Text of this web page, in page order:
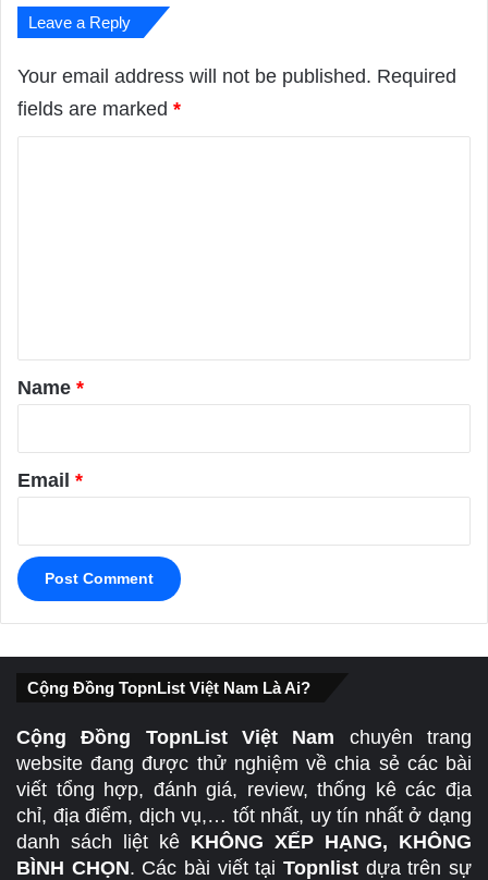
Top 6 Dịch Vụ Bổ Túc Tay Lái Ô Tô (Thuê
Leave a Reply
Your email address will not be published. Required
fields are marked *
*
Name *
Email *
Cộng Đồng TopnList Việt Nam Là Ai?
Cộng Đồng TopnList Việt Nam chuyên trang
website đang được thử nghiệm về chia sẻ các bài
viết tổng hợp, đánh giá, review, thống kê các địa
chỉ, địa điểm, dịch vụ,… tốt nhất, uy tín nhất ở dạng
danh sách liệt kê KHÔNG XẾP HẠNG, KHÔNG
BÌNH CHỌN. Các bài viết tạiTopnlist dựa trên sự